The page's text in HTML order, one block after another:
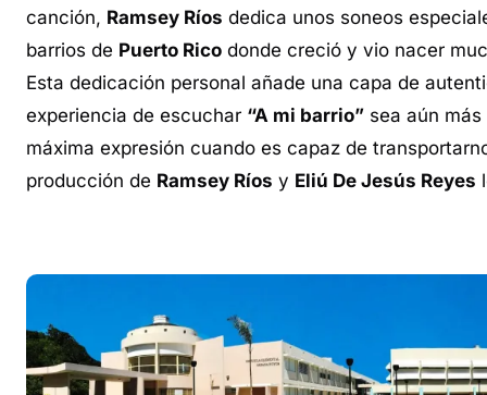
canción, Ramsey Ríos dedica unos soneos
barrios de Puerto Rico donde creció y vio nacer
Esta dedicación personal añade una capa de
experiencia de escuchar “A mi barrio” sea aún
máxima expresión cuando es capaz de
producción de Ramsey Ríos y Eliú De Jesús Reyes